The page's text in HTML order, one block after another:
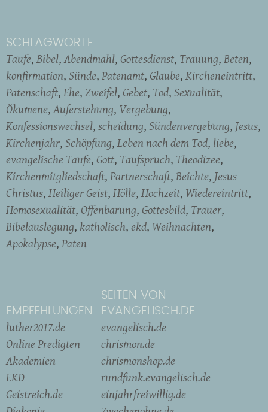
SCHLAGWORTE
Taufe Bibel Abendmahl Gottesdienst Trauung Beten
konfirmation Sünde Patenamt Glaube Kircheneintritt
Patenschaft Ehe Zweifel Gebet Tod Sexualität
Ökumene Auferstehung Vergebung
Konfessionswechsel scheidung Sündenvergebung Jesus
Kirchenjahr Schöpfung Leben nach dem Tod liebe
evangelische Taufe Gott Taufspruch Theodizee
Kirchenmitgliedschaft Partnerschaft Beichte Jesus
Christus Heiliger Geist Hölle Hochzeit Wiedereintritt
Homosexualität Offenbarung Gottesbild Trauer
Bibelauslegung katholisch ekd Weihnachten
Apokalypse Paten
EMPFEHLUNGEN
luther2017.de
Online Predigten
Akademien
EKD
Geistreich.de
SEITEN VON
EVANGELISCH.DE
evangelisch.de
chrismon.de
chrismonshop.de
rundfunk.evangelisch.de
einjahrfreiwillig.de